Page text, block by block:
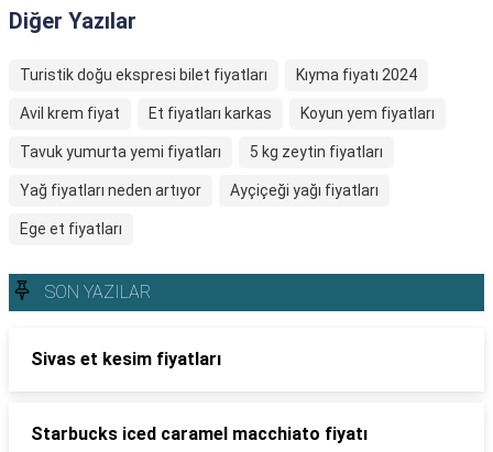
Diğer Yazılar
Turistik doğu ekspresi bilet fiyatları Kıyma fiyatı 2024
Avil krem fiyat Et fiyatları karkas Koyun yem fiyatları
Tavuk yumurta yemi fiyatları 5 kg zeytin fiyatları
Yağ fiyatları neden artıyor Ayçiçeği yağı fiyatları
Ege et fiyatları
SON YAZILAR
Sivas et kesim fiyatları
Starbucks iced caramel macchiato fiyatı